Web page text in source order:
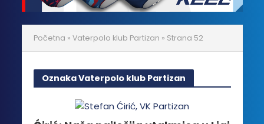
Početna » Vaterpolo klub Partizan » Strana 52
Oznaka Vaterpolo klub Partizan